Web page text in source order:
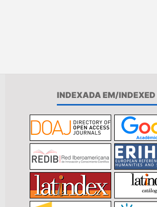
INDEXADA EM/INDEXED